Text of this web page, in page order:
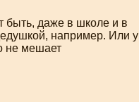
быть, даже в школе и в
например. Или у
не мешает